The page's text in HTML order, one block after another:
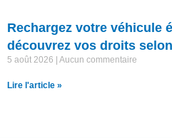
Rechargez votre véhicule
découvrez vos droits
5 août 2026 Aucun commentaire
Lire l'article »